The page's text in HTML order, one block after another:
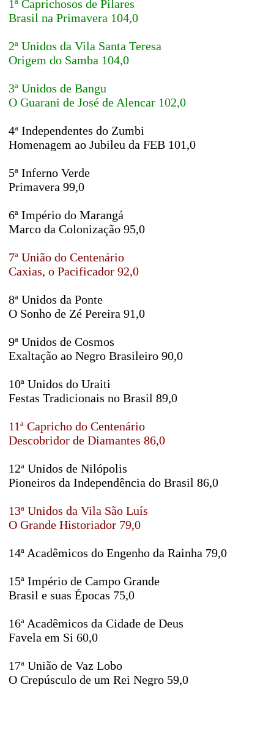
1ª Caprichosos de Pilares
Brasil na Primavera 104,0
2ª Unidos da Vila Santa Teresa
Origem do Samba 104,0
3ª Unidos de Bangu
O Guarani de José de Alencar 102,0
4ª Independentes do Zumbi
Homenagem ao Jubileu da FEB 101,0
5ª Inferno Verde
Primavera 99,0
6ª Império do Marangá
Marco da Colonização 95,0
7ª União do Centenário
Caxias, o Pacificador 92,0
8ª Unidos da Ponte
O Sonho de Zé Pereira 91,0
9ª Unidos de Cosmos
Exaltação ao Negro Brasileiro 90,0
10ª Unidos do Uraiti
Festas Tradicionais no Brasil 89,0
11ª Capricho do Centenário
Descobridor de Diamantes 86,0
12ª Unidos de Nilópolis
Pioneiros da Independência do Brasil 86,0
13ª Unidos da Vila São Luís
O Grande Historiador 79,0
14ª Acadêmicos do Engenho da Rainha 79,0
15ª Império de Campo Grande
Brasil e suas Épocas 75,0
16ª Acadêmicos da Cidade de Deus
Favela em Si 60,0
17ª União de Vaz Lobo
O Crepúsculo de um Rei Negro 59,0